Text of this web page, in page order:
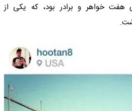
خواهر و برادر بود، که یکی از